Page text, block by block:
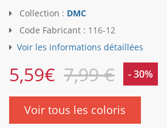
Collection : DMC
Code Fabricant : 116-12
Voir les informations détaillées
5,59€ 7,99 € - 30%
Voir tous les coloris